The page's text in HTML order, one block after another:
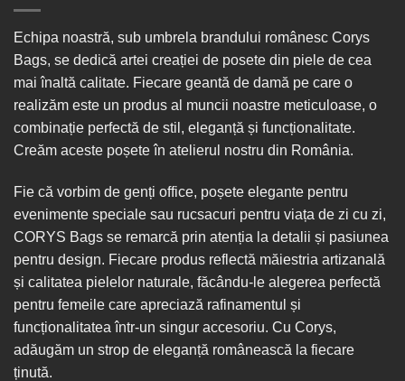
Echipa noastră, sub umbrela brandului românesc Corys
Bags, se dedică artei creației de posete din piele de cea
mai înaltă calitate. Fiecare geantă de damă pe care o
realizăm este un produs al muncii noastre meticuloase, o
combinație perfectă de stil, eleganță și funcționalitate.
Creăm aceste poșete în atelierul nostru din România.
Fie că vorbim de genți office, poșete elegante pentru
evenimente speciale sau rucsacuri pentru viața de zi cu zi,
CORYS Bags se remarcă prin atenția la detalii și pasiunea
pentru design. Fiecare produs reflectă măiestria artizanală
și calitatea pielelor naturale, făcându-le alegerea perfectă
pentru femeile care apreciază rafinamentul și
funcționalitatea într-un singur accesoriu. Cu Corys,
adăugăm un strop de eleganță românească la fiecare
ținută.